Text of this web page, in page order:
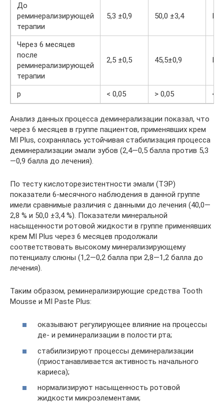
До
реминерализирующей
терапии
5,3 ±0,9 50,0 ±3,4 III
Через 6 месяцев
после
реминерализирующей
терапии
2,5 ±0,5 45,5±0,9 II
р < 0,05 > 0,05 <
Анализ данных процесса деминерализации показал, что
через 6 месяцев в группе пациентов, применявших крем
MI Plus, сохранялась устойчивая стабилизация процесса
деминерализации эмали зубов (2,4—0,5 балла против 5,3
—0,9 балла до лечения).
По тесту кислоторезистентности эмали (ТЭР)
показатели 6-месячного наблюдения в данной группе
имели сравнимые различия с данными до лечения (40,0—
2,8 % и 50,0 ±3,4 %). Показатели минеральной
насыщенности ротовой жидкости в группе применявших
крем MI Plus через 6 месяцев продолжали
соответствовать высокому минерализирующему
потенциалу слюны (1,2—0,2 балла при 2,8—1,2 балла до
лечения).
Таким образом, реминерализирующие средства Tooth
Mousse и MI Paste Plus:
оказывают регулирующее влияние на процессы
де- и реминерализации в полости рта;
стабилизируют процессы деминерализации
(приостанавливается активность начального
кариеса);
нормализируют насыщенность ротовой
жидкости микроэлементами;